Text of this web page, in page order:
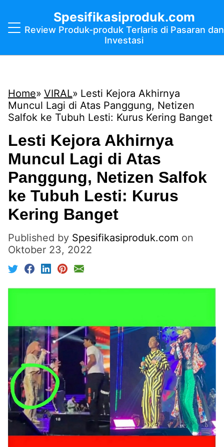
Spesifikasiproduk.com
Review Produk-produk Terlaris di Pasaran dan
Investasi
Home VIRAL
Lesti Kejora Akhirnya
Muncul Lagi di Atas Panggung, Netizen
Salfok ke Tubuh Lesti: Kurus Kering Banget
Lesti Kejora Akhirnya
Muncul Lagi di Atas
Panggung, Netizen Salfok
ke Tubuh Lesti: Kurus
Kering Banget
Published by Spesifikasiproduk.com on
Oktober 23, 2022